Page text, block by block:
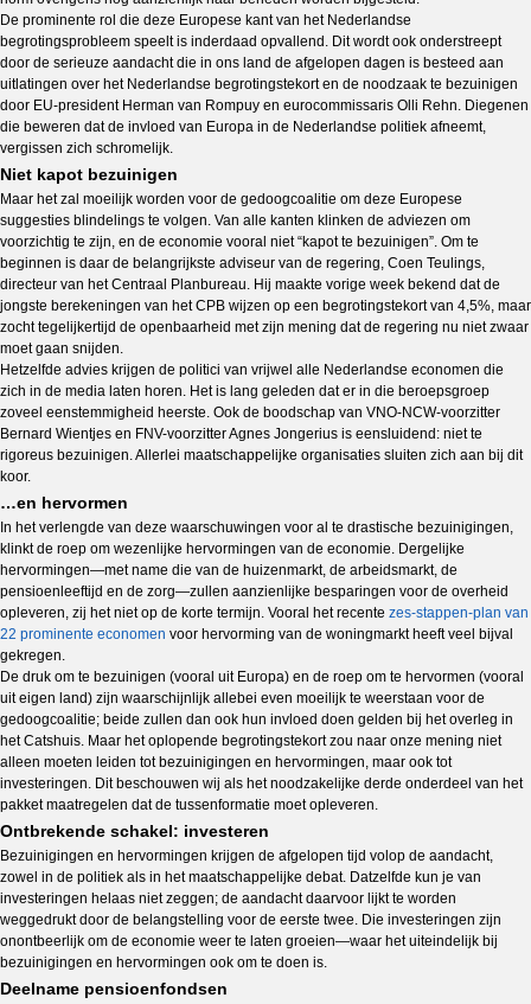
De prominente rol die deze Europese kant van het Nederlandse
begrotingsprobleem speelt is inderdaad opvallend. Dit wordt ook onderstreept
door de serieuze aandacht die in ons land de afgelopen dagen is besteed aan
uitlatingen over het Nederlandse begrotingstekort en de noodzaak te bezuinigen
door EU-president Herman van Rompuy en eurocommissaris Olli Rehn. Diegenen
die beweren dat de invloed van Europa in de Nederlandse politiek afneemt,
vergissen zich schromelijk.
Niet kapot bezuinigen
Maar het zal moeilijk worden voor de gedoogcoalitie om deze Europese
suggesties blindelings te volgen. Van alle kanten klinken de adviezen om
voorzichtig te zijn, en de economie vooral niet “kapot te bezuinigen”. Om te
beginnen is daar de belangrijkste adviseur van de regering, Coen Teulings,
directeur van het Centraal Planbureau. Hij maakte vorige week bekend dat de
jongste berekeningen van het CPB wijzen op een begrotingstekort van 4,5%, maar
zocht tegelijkertijd de openbaarheid met zijn mening dat de regering nu niet zwaar
moet gaan snijden.
Hetzelfde advies krijgen de politici van vrijwel alle Nederlandse economen die
zich in de media laten horen. Het is lang geleden dat er in die beroepsgroep
zoveel eenstemmigheid heerste. Ook de boodschap van VNO-NCW-voorzitter
Bernard Wientjes en FNV-voorzitter Agnes Jongerius is eensluidend: niet te
rigoreus bezuinigen. Allerlei maatschappelijke organisaties sluiten zich aan bij dit
koor.
…en hervormen
In het verlengde van deze waarschuwingen voor al te drastische bezuinigingen,
klinkt de roep om wezenlijke hervormingen van de economie. Dergelijke
hervormingen—met name die van de huizenmarkt, de arbeidsmarkt, de
pensioenleeftijd en de zorg—zullen aanzienlijke besparingen voor de overheid
opleveren, zij het niet op de korte termijn. Vooral het recente zes-stappen-plan van
22 prominente economen voor hervorming van de woningmarkt heeft veel bijval
gekregen.
De druk om te bezuinigen (vooral uit Europa) en de roep om te hervormen (vooral
uit eigen land) zijn waarschijnlijk allebei even moeilijk te weerstaan voor de
gedoogcoalitie; beide zullen dan ook hun invloed doen gelden bij het overleg in
het Catshuis. Maar het oplopende begrotingstekort zou naar onze mening niet
alleen moeten leiden tot bezuinigingen en hervormingen, maar ook tot
investeringen. Dit beschouwen wij als het noodzakelijke derde onderdeel van het
pakket maatregelen dat de tussenformatie moet opleveren.
Ontbrekende schakel: investeren
Bezuinigingen en hervormingen krijgen de afgelopen tijd volop de aandacht,
zowel in de politiek als in het maatschappelijke debat. Datzelfde kun je van
investeringen helaas niet zeggen; de aandacht daarvoor lijkt te worden
weggedrukt door de belangstelling voor de eerste twee. Die investeringen zijn
onontbeerlijk om de economie weer te laten groeien—waar het uiteindelijk bij
bezuinigingen en hervormingen ook om te doen is.
Deelname pensioenfondsen